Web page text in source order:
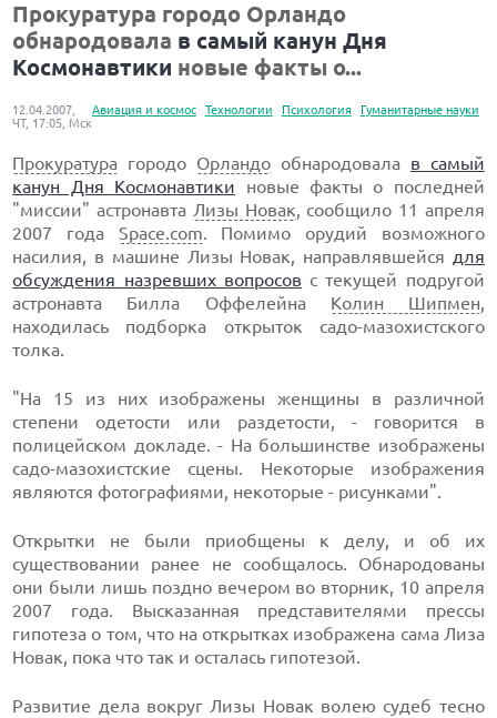
Прокуратура городо Орландо
обнародовала в самый канун Дня
Космонавтики новые факты о...
Авиация и космос Технологии Психология Гуманитарные науки
12.04.2007,
ЧТ, 17:05, Мск
Прокуратура городо Орландо обнародовала в самый
канун Дня Космонавтики новые факты о последней
"миссии" астронавта Лизы Новак, сообщило 11 апреля
2007 года Space.com. Помимо орудий возможного
насилия, в машине Лизы Новак, направлявшейся для
обсуждения назревших вопросов с текущей подругой
астронавта Билла Оффелейна Колин Шипмен,
находилась подборка открыток садо-мазохистского
толка.
"На 15 из них изображены женщины в различной
степени одетости или раздетости, - говорится в
полицейском докладе. - На большинстве изображены
садо-мазохистские сцены. Некоторые изображения
являются фотографиями, некоторые - рисунками".
Открытки не были приобщены к делу, и об их
существовании ранее не сообщалось. Обнародованы
они были лишь поздно вечером во вторник, 10 апреля
2007 года. Высказанная представителями прессы
гипотеза о том, что на открытках изображена сама Лиза
Новак, пока что так и осталась гипотезой.
Развитие дела вокруг Лизы Новак волею судеб тесно